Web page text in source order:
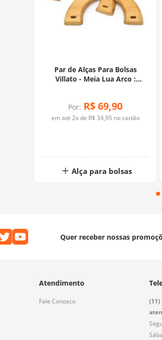
Par de Alças Para Bolsas
Villato - Meia Lua Arco :
Por: R$69,90
em até 2x de R$ 34,95 no cartão
Alça para bolsas
Quer receber nossas
Atendimento
Fale Conosco
(11)